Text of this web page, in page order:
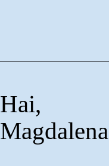
Hai,
Magdalena